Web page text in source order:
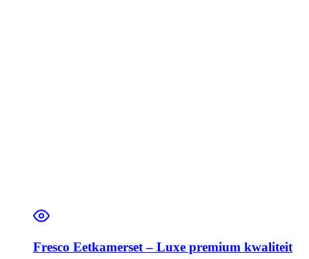
Fresco Eetkamerset – Luxe premium kwaliteit